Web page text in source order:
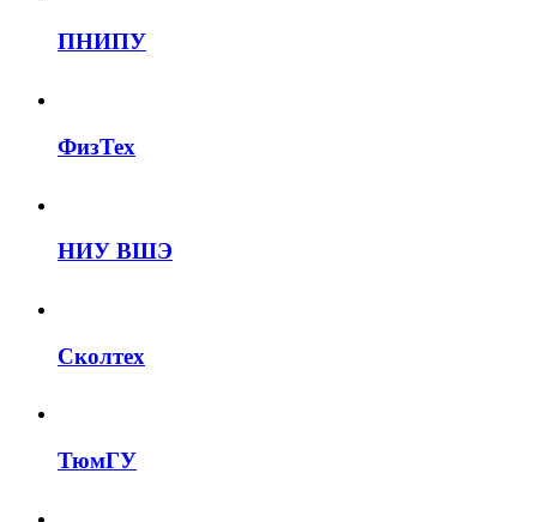
ПНИПУ
ФизТех
НИУ ВШЭ
Сколтех
ТюмГУ